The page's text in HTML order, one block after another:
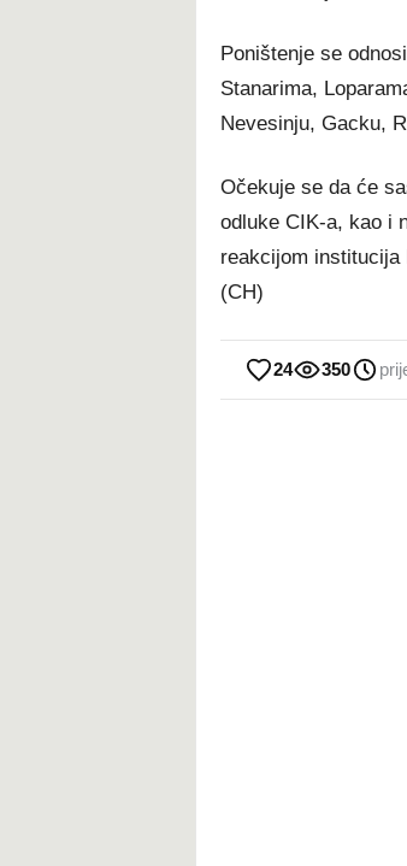
Poništenje se
Stanarima,
Nevesinju, Gacku,
Očekuje se da će
odluke CIK-a, kao i
reakcijom institucija
(CH)
24 350